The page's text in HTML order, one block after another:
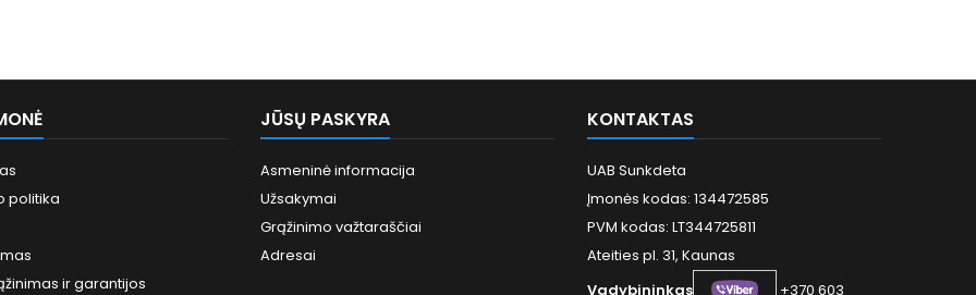
politika
ir garantijos
JŪSŲ PASKYRA
Asmeninė informacija
Užsakymai
Grąžinimo važtaraščiai
Adresai
KONTAKTAS
UAB Sunkdeta
Įmonės kodas: 134472585
PVM kodas: LT344725811
Ateities pl. 31, Kaunas
Vadybininkas
+370 603